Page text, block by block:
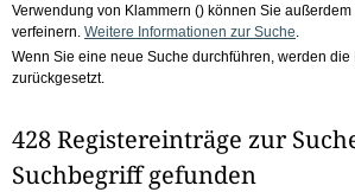
Verwendung von Klammern () können Sie
verfeinern. Weitere Informationen zur Suche
Wenn Sie eine neue Suche durchführen, werden die
zurückgesetzt.
428 Registereinträge zur
Suchbegriff gefunden